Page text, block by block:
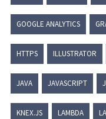
GOOGLE ANALYTICS
HTTPS ILLUSTRATOR
JAVA JAVASCRIPT
KNEX.JS LAMBDA